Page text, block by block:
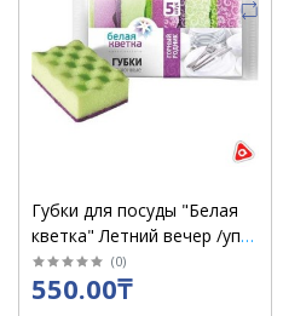
Губки для посуды "Белая
кветка" Летний вечер /уп 5
шт
(0)
550.00₸